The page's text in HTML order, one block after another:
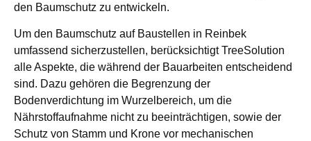
den Baumschutz zu entwickeln.
Um den Baumschutz auf Baustellen in Reinbek
umfassend sicherzustellen, berücksichtigt TreeSolution
alle Aspekte, die während der Bauarbeiten entscheidend
sind. Dazu gehören die Begrenzung der
Bodenverdichtung im Wurzelbereich, um die
Nährstoffaufnahme nicht zu beeinträchtigen, sowie der
Schutz von Stamm und Krone vor mechanischen